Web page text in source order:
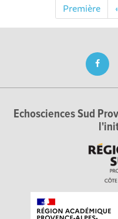
Première
Echosciences Sud